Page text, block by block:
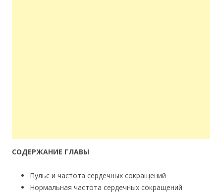
СОДЕРЖАНИЕ ГЛАВЫ
Пульс и частота сердечных сокращений
Нормальная частота сердечных сокращений